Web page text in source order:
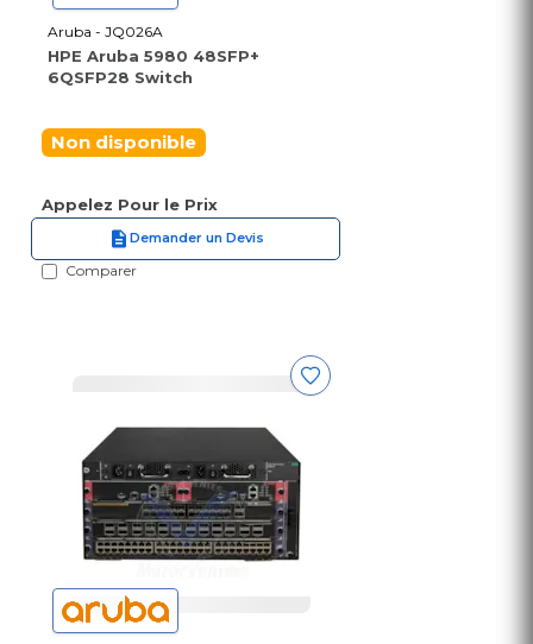
Aruba - JQ026A
HPE Aruba 5980 48SFP+
6QSFP28 Switch
Non disponible
Appelez Pour le Prix
Demander un Devis
Comparer